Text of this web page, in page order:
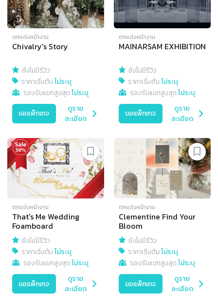
ตกแต่งหน้างาน
Chivalry's Story
ยังไม่มีรีวิว
ราคาเริ่มต้นไม่ระบุ
รองรับแขกสูงสุดไม่ระบุ
ขอแพ็กเกจ
ดูราย
ละเอียด
ตกแต่งหน้างาน
MAINARSAM EXHIBITION
ยังไม่มีรีวิว
ราคาเริ่มต้นไม่ระบุ
รองรับแขกสูงสุดไม่ระบุ
ขอแพ็กเกจ
ดูราย
ละเอียด
ตกแต่งหน้างาน
That's Me Wedding
Foamboard
ยังไม่มีรีวิว
ราคาเริ่มต้นไม่ระบุ
รองรับแขกสูงสุดไม่ระบุ
ขอแพ็กเกจ
ดูราย
ละเอียด
ตกแต่งหน้างาน
Clementine Find Your
Bloom
ยังไม่มีรีวิว
ราคาเริ่มต้นไม่ระบุ
รองรับแขกสูงสุดไม่ระบุ
ขอแพ็กเกจ
ดูราย
ละเอียด